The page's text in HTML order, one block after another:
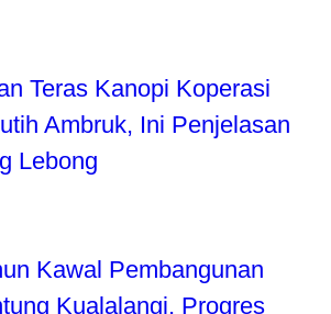
Teras Kanopi Koperasi
Ambruk, Ini Penjelasan
Lebong
Kawal Pembangunan
Kualalangi, Progres